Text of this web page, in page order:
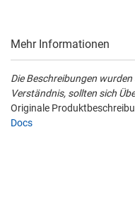
Mehr Informationen
Die Beschreibungen
Verständnis, sollten sich
Originale
Docs